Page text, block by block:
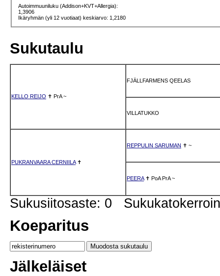
Autoimmuuniluku (Addison+KVT+Allergia):
1,3906
Ikäryhmän (yli 12 vuotiaat) keskiarvo: 1,2180
Sukutaulu
KELLO REIJO ✝ PrA ~
FJÄLLFARMENS QEELAS
VILLATUKKO
PUKRANVAARA CERNIILA✝
REPPULIN SARUMAN ✝ ~
PEERA✝ PoA PrA ~
Sukusiitosaste: 0
Koeparitus
Jälkeläiset